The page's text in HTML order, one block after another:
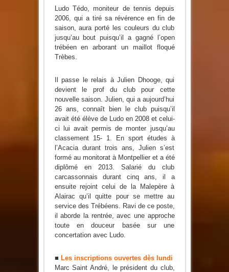
Ludo Tédo, moniteur de tennis depuis
2006, qui a tiré sa révérence en fin de
saison, aura porté les couleurs du club
jusqu’au bout puisqu’il a gagné l’open
trébéen en arborant un maillot floqué
Trèbes.
Il passe le relais à Julien Dhooge, qui
devient le prof du club pour cette
nouvelle saison. Julien, qui a aujourd’hui
26 ans, connaît bien le club puisqu’il
avait été élève de Ludo en 2008 et celui-
ci lui avait permis de monter jusqu’au
classement 15- 1. En sport études à
l’Acacia durant trois ans, Julien s’est
formé au monitorat à Montpellier et a été
diplômé en 2013. Salarié du club
carcassonnais durant cinq ans, il a
ensuite rejoint celui de la Malepère à
Alairac qu’il quitte pour se mettre au
service des Trébéens. Ravi de ce poste,
il aborde la rentrée, avec une approche
toute en douceur basée sur une
concertation avec Ludo.
■ Les inscriptions ouvertes dès lundi
Marc Saint André, le président du club,